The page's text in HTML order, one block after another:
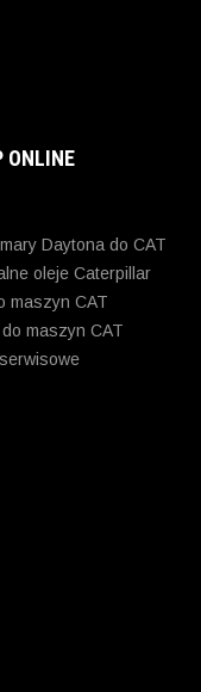
ONLINE
Daytona do CAT
oleje Caterpillar
maszyn CAT
maszyn CAT